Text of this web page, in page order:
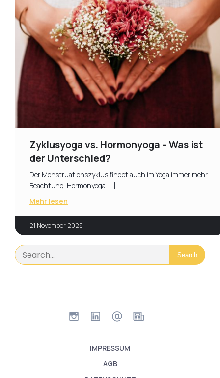
Zyklusyoga vs. Hormonyoga – Was ist
der Unterschied?
Der Menstruationszyklus findet auch im Yoga immer mehr
Beachtung. Hormonyoga[…]
Mehr lesen
21 November 2025
Search
IMPRESSUM
AGB